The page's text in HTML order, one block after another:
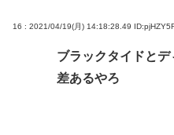
16 : 2021/04/19(月) 14:18:28.49
ブラックタイドと
差あるやろ